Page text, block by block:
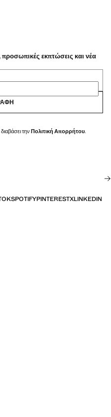
εκπτώσεις και νέα
την Πολιτική Απορρήτου.
SPOTIFYPINTERESTXLINKEDIN